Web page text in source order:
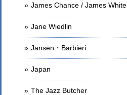
James Chance / James White
Jane Wiedlin
Jansen・Barbieri
Japan
The Jazz Butcher